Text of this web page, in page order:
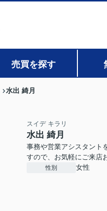
売買を探す
水出 綺月
スイデ キラリ
水出 綺月
事務や営業アシスタント
すので、お気軽にご来店
性別 女性